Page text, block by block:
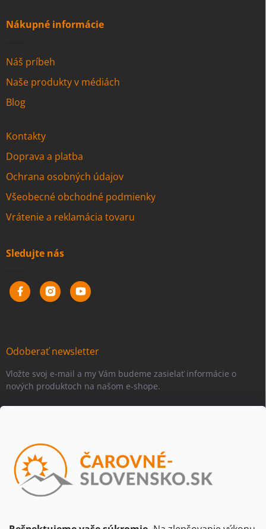
Nákupné informácie
Náš príbeh
Naše produkty v médiách
Blog
Kontakty
Doprava a platba
Ochrana osobných údajov
Všeobecné obchodné podmienky
Vrátenie a reklamácia tovaru
Sledujte nás
Odoberať newsletter
Vložte svoj e-mail a my Vám budeme zasielať informácie o
nových produktoch na našom e-shope.
Vložením e-mailu súhlasíte spodmienkami ochrany osobných
údajov
Beriem na vedomie, že adresa bude spracovaná za účelom
údajov dostupnými na tejto stránke.